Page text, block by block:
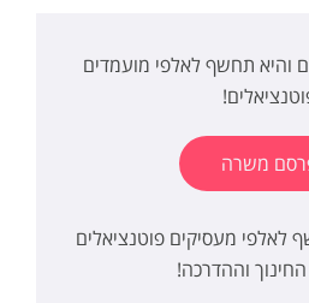
והיא תחשף לאלפי מועמדים
משרה
מעסיקים פוטנציאלים
וההדרכה!